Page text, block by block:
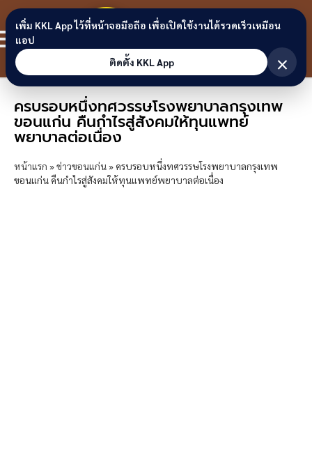
Skip to content
ขอนแก่น
ลิงก์
ครบรอบหนึ่งทศวรรษโรงพยาบาลกรุงเทพ
ขอนแก่น คืนกำไรสู่สังคมให้ทุนแพทย์
พยาบาลต่อเนื่อง
หน้าแรก »ข่าวขอนแก่น» ครบรอบหนึ่งทศวรรษโรงพยาบาลกรุงเทพ
ขอนแก่น คืนกำไรสู่สังคมให้ทุนแพทย์พยาบาลต่อเนื่อง
เพิ่ม KKL App ไว้ที่หน้าจอมือถือ เพื่อเปิดใช้งานได้รวดเร็วเหมือน
แอป
ติดตั้ง KKL App
×